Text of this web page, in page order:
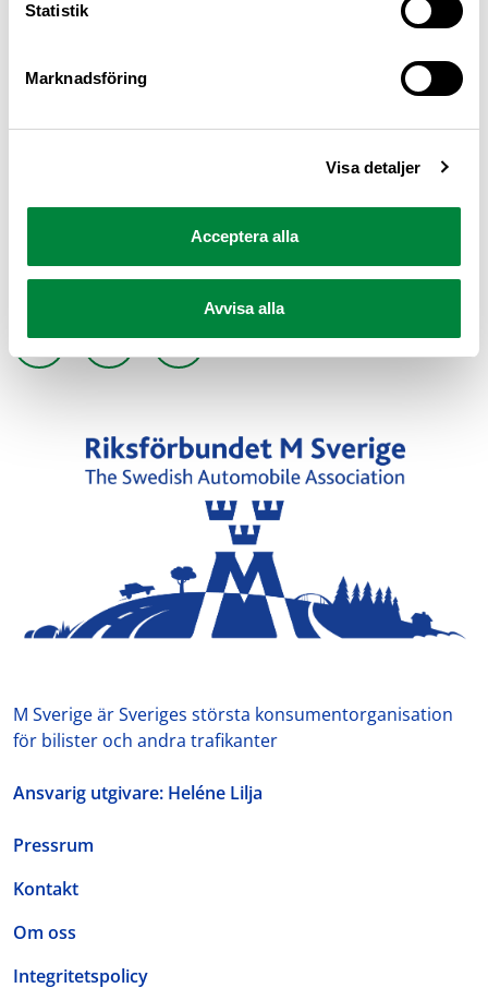
Statistik
Marknadsföring
Visa detaljer
Acceptera alla
Avvisa alla
Senast uppdaterad 21 augusti 2025
Dela sidan
Dela sidan på Facebook
Dela sidan på XDela sidan på Linkedin
M Sverige är Sveriges största konsumentorganisation
för bilister och andra trafikanter
Ansvarig utgivare: Heléne Lilja
Pressrum
Kontakt
Om oss
Integritetspolicy